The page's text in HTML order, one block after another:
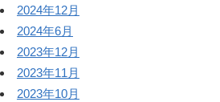
2024年12月
2024年6月
2023年12月
2023年11月
2023年10月